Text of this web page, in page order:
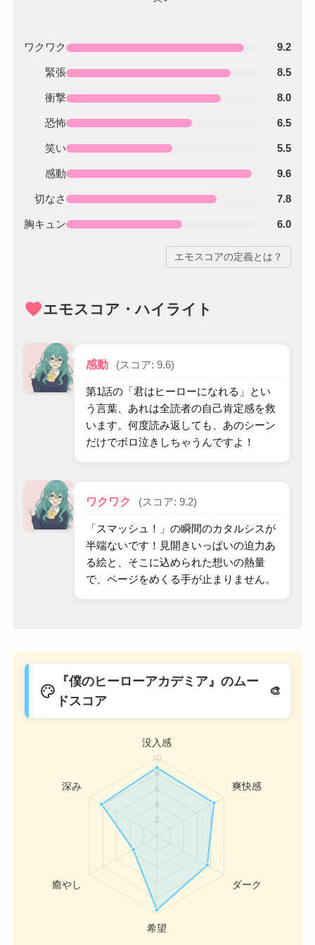
ワクワク 9.2
緊張 8.5
衝撃 8.0
恐怖 6.5
笑い 5.5
感動 9.6
切なさ 7.8
胸キュン 6.0
エモスコアの定義とは？
favoriteエモスコア・ハイライト
感動 (スコア: 9.6)
第1話の「君はヒーローになれる」とい
う言葉、あれは全読者の自己肯定感を救
います。何度読み返しても、あのシーン
だけでボロ泣きしちゃうんですよ！
ワクワク (スコア: 9.2)
「スマッシュ！」の瞬間のカタルシスが
半端ないです！見開きいっぱいの迫力あ
る絵と、そこに込められた想いの熱量
で、ページをめくる手が止まりません。
palette
『僕のヒーローアカデミア』のムー
ドスコア